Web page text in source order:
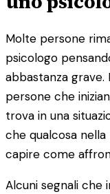
Molte persone
psicologo
abbastanza
persone che
trova in una
che qualcosa
capire come
Alcuni segnali che